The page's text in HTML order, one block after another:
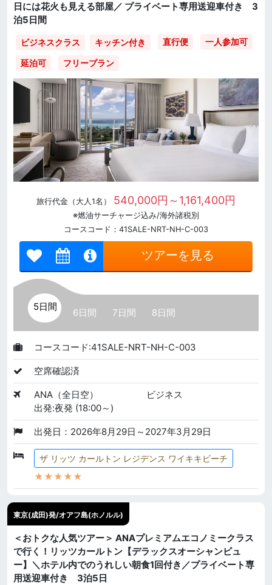
日には花火も見える部屋／ プライベート専用送迎車付き 3
泊5日間
ビジネスクラス キッチン付き 直行便 一人参加可
延泊可 フリープラン
旅行代金（大人1名） 540,000円～1,161,400円
※燃油サーチャージ込み/海外諸税別
コースコード：41SALE-NRT-NH-C-003
ツアーを見る
5日間
6日間 7日間 8日間
コースコード:41SALE-NRT-NH-C-003
空席確認済
ANA（全日空）
ビジネス
出発:夜発 (18:00～)
出発日：2026年8月29日～2027年3月29日
ザ リッツ カールトン レジデンス ワイキキビーチ
★★★★★
東京(成田)発/オアフ島(ホノルル)
＜おトクな人気ツアー＞ ANAプレミアムエコノミークラス
で行く！リッツカールトン【デラックスオーシャンビュ
ー】＼ホテル内でのうれしい朝食1回付き／プライベート専
用送迎車付き 3泊5日